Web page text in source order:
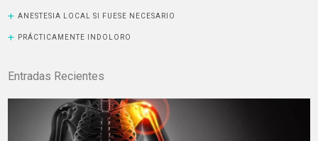
ANESTESIA LOCAL SI FUESE NECESARIO
PRÁCTICAMENTE INDOLORO
Entradas Recientes